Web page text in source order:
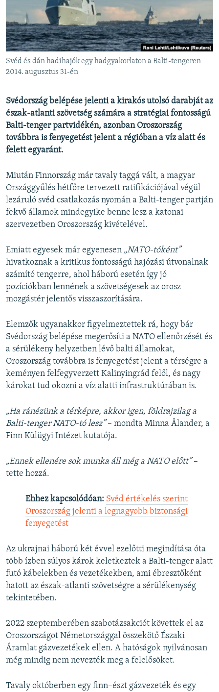
EURÓPAI UNIÓ
VILÁG
KLÍMAVÁLTOZÁS
A MÚLT TANULSÁGAI
Valamennyi RFE/RL weboldal
Svéd és dán hadihajók egy hadgyakorlaton a Balti-tengeren
2014. augusztus 31-én
Svédország belépése jelenti a kirakós utolsó darabját az
észak-atlanti szövetség számára a stratégiai fontosságú
Balti-tenger partvidékén, azonban Oroszország
továbbra is fenyegetést jelent a régióban a víz alatt és
felett egyaránt.
Miután Finnország már tavaly taggá vált, a magyar
Országgyűlés hétfőre tervezett ratifikációjával végül
lezáruló svéd csatlakozás nyomán a Balti-tenger partján
fekvő államok mindegyike benne lesz a katonai
szervezetben Oroszország kivételével.
Emiatt egyesek már egyenesen „NATO-tóként”
hivatkoznak a kritikus fontosságú hajózási útvonalnak
számító tengerre, ahol háború esetén így jó
pozíciókban lennének a szövetségesek az orosz
mozgástér jelentős visszaszorítására.
Elemzők ugyanakkor figyelmeztettek rá, hogy bár
Svédország belépése megerősíti a NATO ellenőrzését és
a sérülékeny helyzetben lévő balti államokat,
Oroszország továbbra is fenyegetést jelent a térségre a
keményen felfegyverzett Kalinyingrád felől, és nagy
károkat tud okozni a víz alatti infrastruktúrában is.
„Ha ránézünk a térképre, akkor igen, földrajzilag a
Balti-tenger NATO-tó lesz”– mondta Minna Ålander, a
Finn Külügyi Intézet kutatója.
„Ennek ellenére sok munka áll még a NATO előtt”–
tette hozzá.
Ehhez kapcsolódóan: Svéd értékelés szerint
Oroszország jelenti a legnagyobb biztonsági
fenyegetést
Az ukrajnai háború két évvel ezelőtti megindítása óta
több ízben súlyos károk keletkeztek a Balti-tenger alatt
futó kábelekben és vezetékekben, ami ébresztőként
hatott az észak-atlanti szövetségre a sérülékenység
tekintetében.
2022 szeptemberében szabotázsakciót követtek el az
Oroszországot Németországgal összekötő Északi
Áramlat gázvezetékek ellen. A hatóságok nyilvánosan
még mindig nem nevezték meg a felelősöket.
Tavaly októberben egy finn–észt gázvezeték és egy